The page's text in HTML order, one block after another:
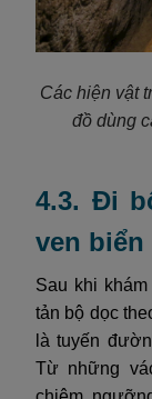
Các hiện vật
đồ dùng
4.3. Đi
ven
Sau khi
tản bộ dọc
là tuyến
Từ những